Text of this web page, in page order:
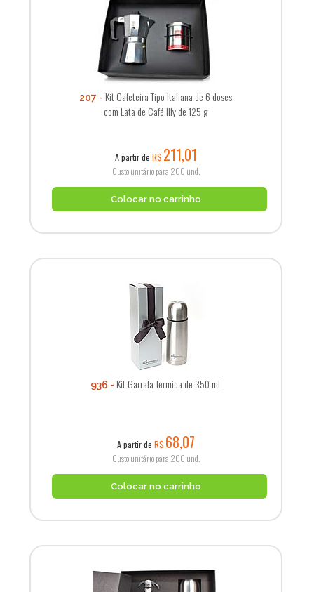
207
Kit Cafeteira Tipo Italiana de 6 doses
com Lata de Café Illy de 125 g
A partir de R$ 211,01
Custo unitário para 200 und.
Colocar no carrinho
936 Kit Garrafa Térmica de 350 mL
A partir de R$ 68,07
Custo unitário para 200 und.
Colocar no carrinho